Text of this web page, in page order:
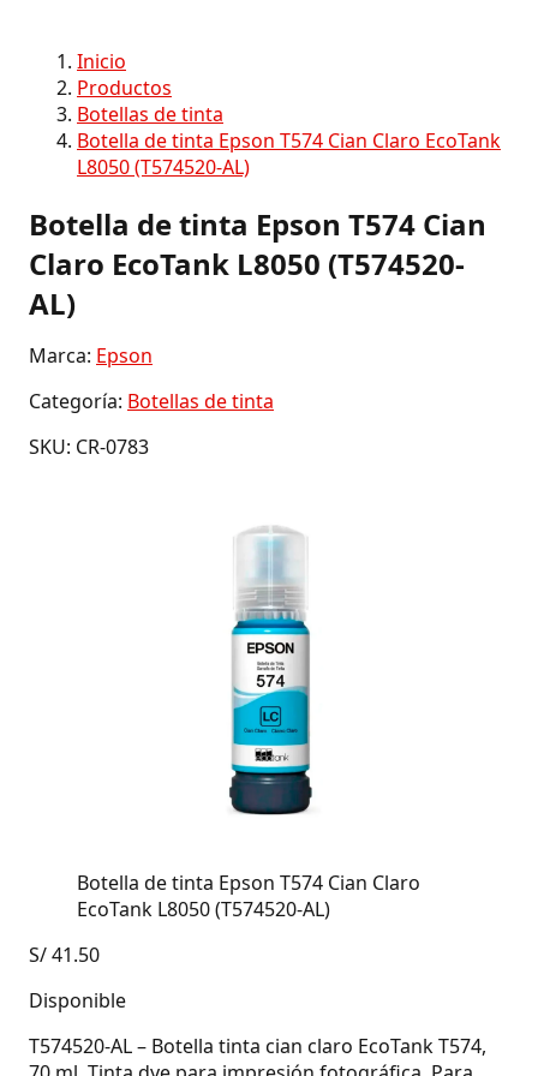
Inicio
Productos
Botellas de tinta
Botella de tinta Epson T574 Cian Claro EcoTank
L8050 (T574520-AL)
Botella de tinta Epson T574 Cian
Claro EcoTank L8050 (T574520-
AL)
Marca: Epson
Categoría: Botellas de tinta
SKU: CR-0783
Botella de tinta Epson T574 Cian Claro
EcoTank L8050 (T574520-AL)
S/41.50
Disponible
T574520-AL – Botella tinta cian claro EcoTank T574,